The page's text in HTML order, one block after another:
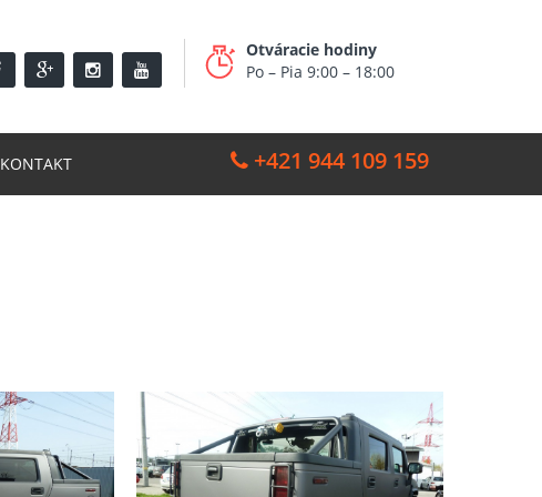
Otváracie hodiny
Po – Pia 9:00 – 18:00
KONTAKT +421 944 109 159